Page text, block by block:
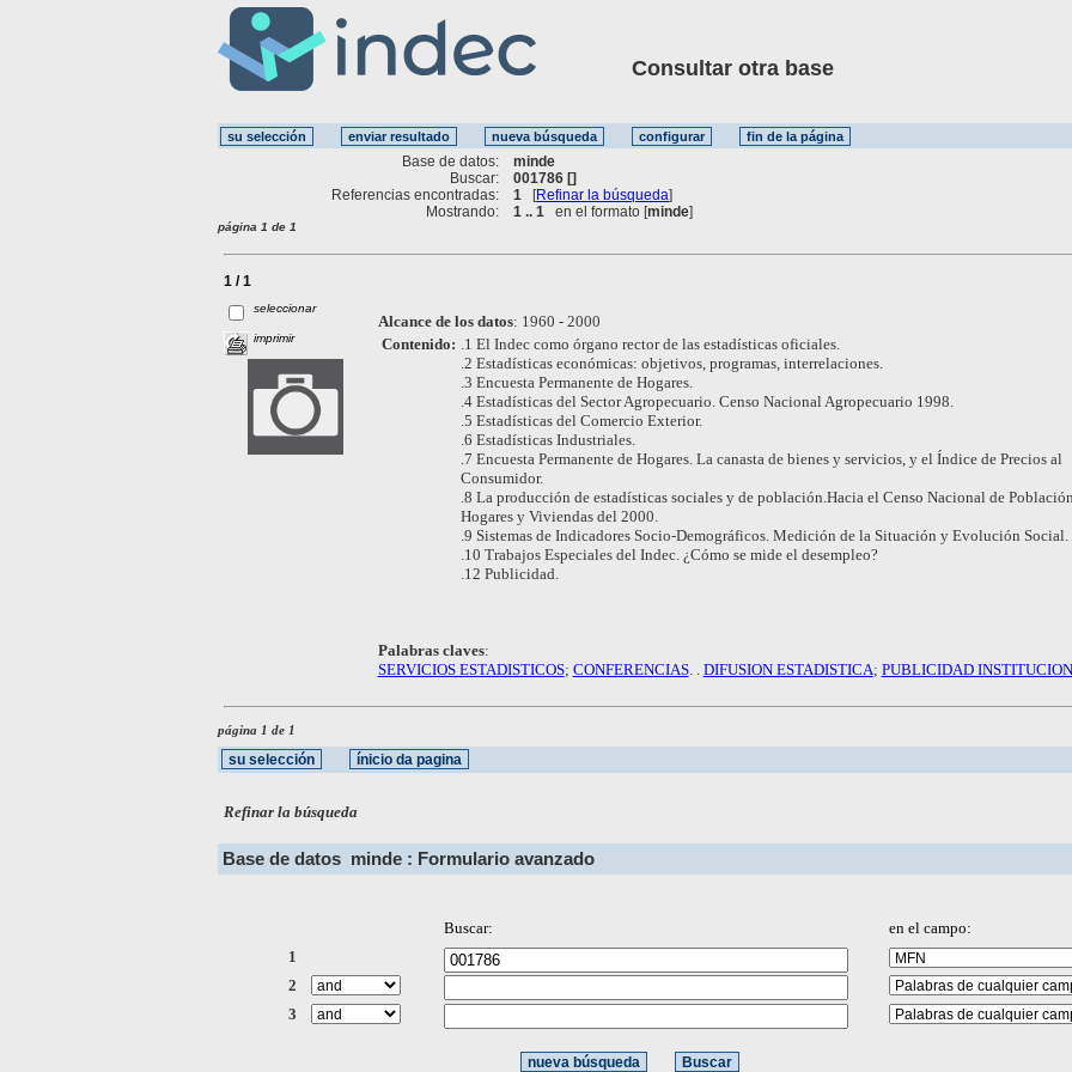
Consultar otra base
Base de datos:
minde
Buscar:
001786 []
Referencias encontradas:
1 [Refinar la búsqueda]
Mostrando:
1 .. 1 en el formato [minde]
página 1 de 1
1 / 1
seleccionar
imprimir
Alcance de los datos: 1960 - 2000
Contenido: .1 El Indec como órgano rector de las estadísticas oficiales.
.2 Estadísticas económicas: objetivos, programas, interrelaciones.
.3 Encuesta Permanente de Hogares.
.4 Estadísticas del Sector Agropecuario. Censo Nacional Agropecuario 1998.
.5 Estadísticas del Comercio Exterior.
.6 Estadísticas Industriales.
.7 Encuesta Permanente de Hogares. La canasta de bienes y servicios, y el Índice de Precios al
Consumidor.
.8 La producción de estadísticas sociales y de población.Hacia el Censo Nacional de
Hogares y Viviendas del 2000.
.9 Sistemas de Indicadores Socio-Demográficos. Medición de la Situación y Evolución Social.
.10 Trabajos Especiales del Indec. ¿Cómo se mide el desempleo?
.12 Publicidad.
Palabras claves:
SERVICIOS ESTADISTICOS; CONFERENCIAS. . DIFUSION ESTADISTICA; PUBLICIDAD
página 1 de 1
Refinar la búsqueda
Base de datos minde : Formulario avanzado
Buscar:
en el campo:
1
2
3